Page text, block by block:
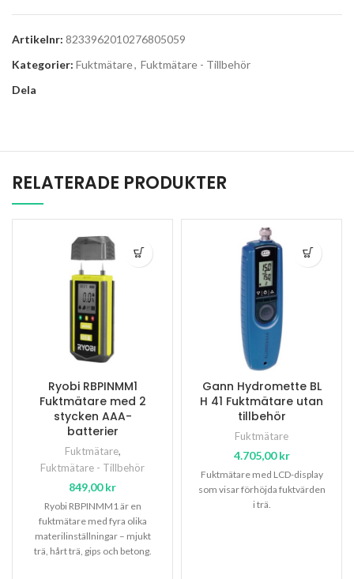
Artikelnr: 8233962010276805059
Kategorier: Fuktmätare, Fuktmätare - Tillbehör
Dela
RELATERADE PRODUKTER
Ryobi RBPINMM1
Fuktmätare med 2
stycken AAA-
batterier
Fuktmätare,
Fuktmätare - Tillbehör
849,00kr
Ryobi RBPINMM1 är en
fuktmätare med fyra olika
materilinställningar – mjukt
trä, hårt trä, gips och betong.
Gann Hydromette BL
H 41 Fuktmätare utan
tillbehör
Fuktmätare
4.705,00kr
Fuktmätare med LCD-display
som visar förhöjda fuktvärden
i trä.